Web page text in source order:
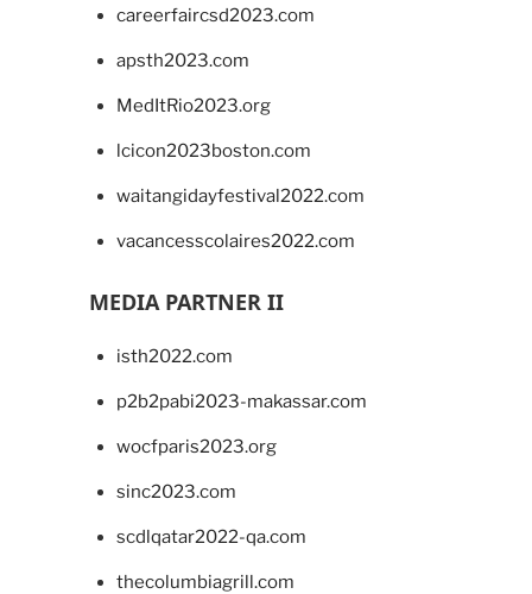
careerfaircsd2023.com
apsth2023.com
MedItRio2023.org
lcicon2023boston.com
waitangidayfestival2022.com
vacancesscolaires2022.com
MEDIA PARTNER II
isth2022.com
p2b2pabi2023-makassar.com
wocfparis2023.org
sinc2023.com
scdlqatar2022-qa.com
thecolumbiagrill.com